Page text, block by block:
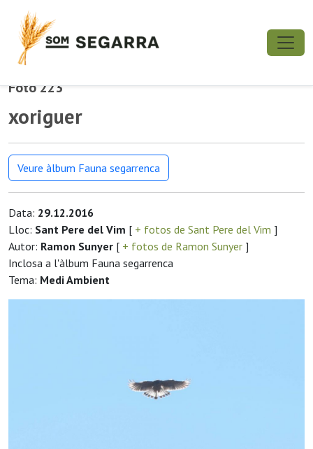
Foto 223
xoriguer
Veure àlbum Fauna segarrenca
Data: 29.12.2016
Lloc: Sant Pere del Vim [ + fotos de Sant Pere del Vim ]
Autor: Ramon Sunyer [ + fotos de Ramon Sunyer ]
Inclosa a l'àlbum Fauna segarrenca
Tema: Medi Ambient